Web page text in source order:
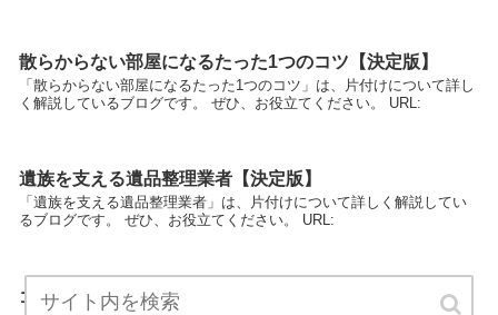
散らからない部屋になるたった1つのコツ【決定版】
「散らからない部屋になるたった1つのコツ」は、片付けについて詳し
く解説しているブログです。 ぜひ、お役立てください。 URL:
遺族を支える遺品整理業者【決定版】
「遺族を支える遺品整理業者」は、片付けについて詳しく解説してい
るブログです。 ぜひ、お役立てください。 URL:
ゴミ屋敷を１日で綺麗に【決定版】